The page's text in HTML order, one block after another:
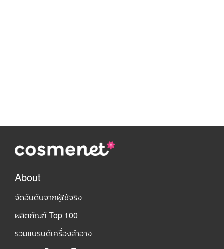
About
จัดอันดับจากผู้ใช้จริง
ผลิตภัณฑ์ Top 100
รวมแบรนด์เครื่องสำอาง